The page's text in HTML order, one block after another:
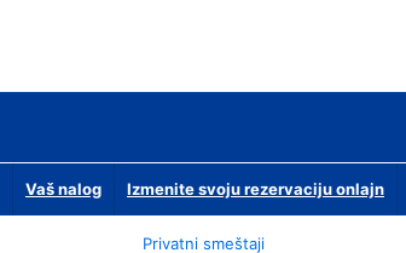
Vaš nalog Izmenite svoju rezervaciju onlajn
Privatni smeštaji